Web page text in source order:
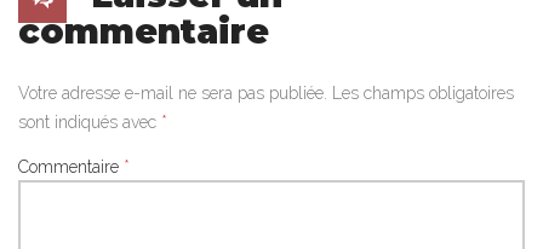
commentaire
Votre adresse e-mail ne sera pas publiée. Les champs obligatoires
sont indiqués avec *
Commentaire *